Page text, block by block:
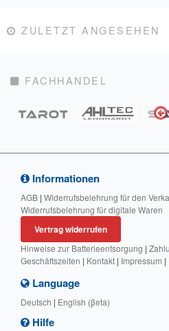
ZULETZT ANGESEHEN
FACHHANDEL
Informationen
AGB | Widerrufsbelehrung für den
Widerrufsbelehrung für digitale Waren
Vertrag widerrufen
Hinweise zur Batterieentsorgung |
Geschäftszeiten | Kontakt | Impressum |
Language
Deutsch | English (βeta)
Hilfe